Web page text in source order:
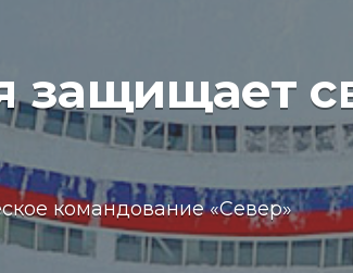
защищает
командование «Север»
плавучего
изучение